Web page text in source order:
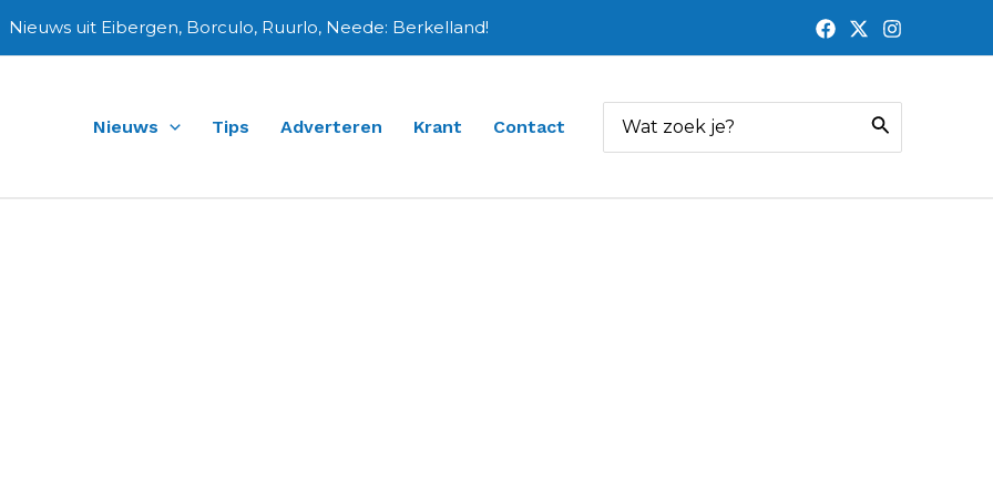
Nieuws uit Eibergen, Borculo, Ruurlo, Neede: Berkelland!
Nieuws Tips Adverteren Krant Contact
naar: